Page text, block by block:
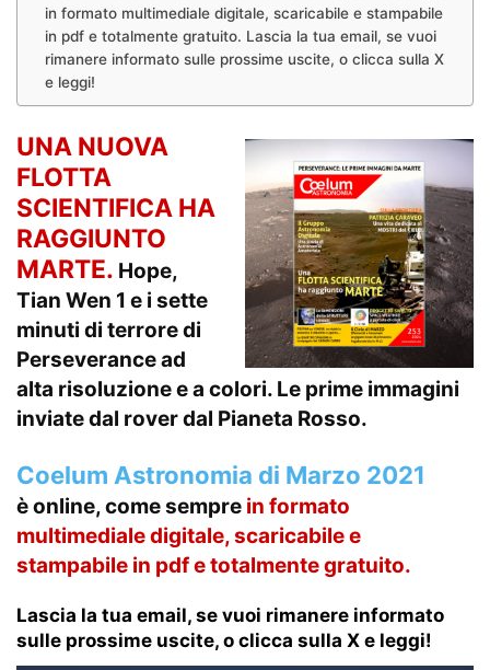
in formato multimediale digitale, scaricabile e stampabile
in pdf e totalmente gratuito. Lascia la tua email, se vuoi
rimanere informato sulle prossime uscite, o clicca sulla X
e leggi!
UNA NUOVA
FLOTTA
SCIENTIFICA HA
RAGGIUNTO
MARTE. Hope,
Tian Wen 1 e i sette
minuti di terrore di
Perseverance ad
alta risoluzione e a colori. Le prime immagini
inviate dal rover dal Pianeta Rosso.
Coelum Astronomia di Marzo 2021
è online, come sempre in formato
multimedialedigitale, scaricabile e
stampabile in pdf e totalmente gratuito.
Lascia la tua email, se vuoi rimanere informato
sulle prossime uscite, o clicca sulla X e leggi!